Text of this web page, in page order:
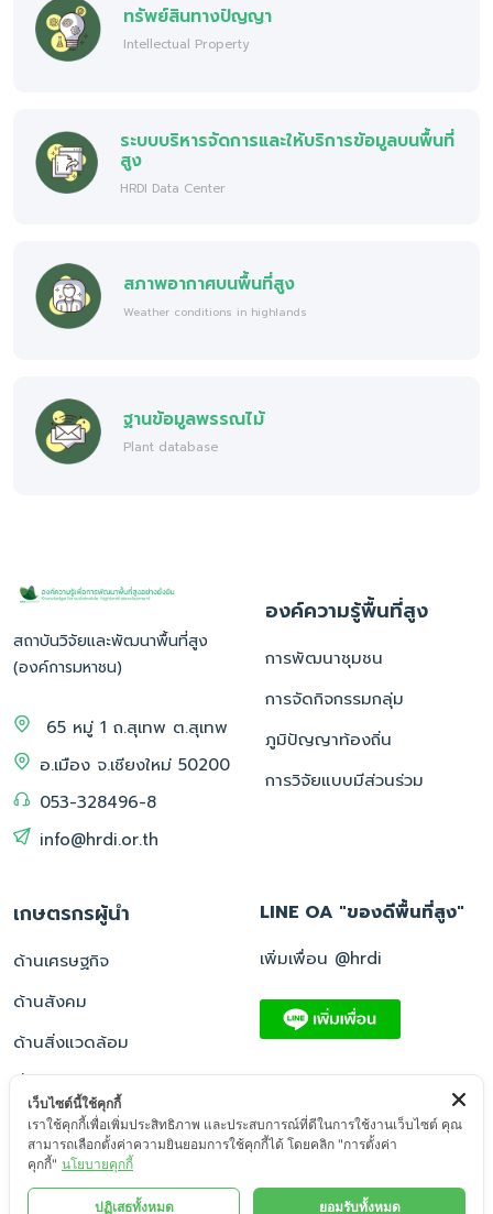
ทรัพย์สินทางปัญญา
Intellectual Property
ระบบบริหารจัดการและให้บริการข้อมูลบนพื้นที่
สูง
HRDI Data Center
สภาพอากาศบนพื้นที่สูง
Weather conditions in highlands
ฐานข้อมูลพรรณไม้
Plant database
สถาบันวิจัยและพัฒนาพื้นที่สูง
(องค์การมหาชน)
65 หมู่ 1 ถ.สุเทพ ต.สุเทพ
อ.เมือง จ.เชียงใหม่ 50200
053-328496-8
info@hrdi.or.th
องค์ความรู้พื้นที่สูง
การพัฒนาชุมชน
การจัดกิจกรรมกลุ่ม
ภูมิปัญญาท้องถิ่น
การวิจัยแบบมีส่วนร่วม
เกษตรกรผู้นำ
ด้านเศรษฐกิจ
ด้านสังคม
ด้านสิ่งแวดล้อม
อื่น ๆ
LINE OA "ของดีพื้นที่สูง"
เพิ่มเพื่อน @hrdi
© 2569, สถาบันวิจัยและพัฒนาพื้นที่สูง (องค์การมหาชน) - All rights
เว็บไซต์นี้ใช้คุกกี้
เราใช้คุกกี้เพื่อเพิ่มประสิทธิภาพ และประสบการณ์ที่ดีในการใช้งานเว็บไซต์ คุณ
สามารถเลือกตั้งค่าความยินยอมการใช้คุกกี้ได้ โดยคลิก "การตั้งค่า
คุกกี้" นโยบายคุกกี้
ปฏิเสธทั้งหมด ยอมรับทั้งหมด